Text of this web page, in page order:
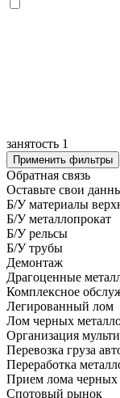
занятость 1
Применить фильтры
Обратная связь
Оставьте свои
Б/У материалы
Б/У металлопрокат
Б/У рельсы
Б/У трубы
Демонтаж
Драгоценные
Комплексное
Легированный лом
Лом черных
Организация
Перевозка груза
Переработка
Прием лома черных
Спотовый рынок